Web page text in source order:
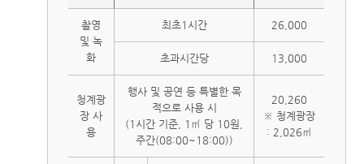
촬영
및 녹
화
최초1시간 26,000
초과시간당 13,000
청계광
장 사
용
행사 및 공연 등 특별한 목
적으로 사용 시
(1시간 기준, 1㎡ 당 10원,
주간(08:00~18:00))
20,260
※ 청계광장
: 2,026㎡